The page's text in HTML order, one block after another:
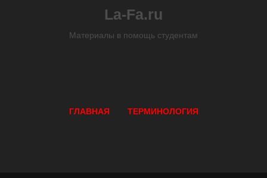
La-Fa.ru
Материалы в помощь студентам
ГЛАВНАЯ ТЕРМИНОЛОГИЯ